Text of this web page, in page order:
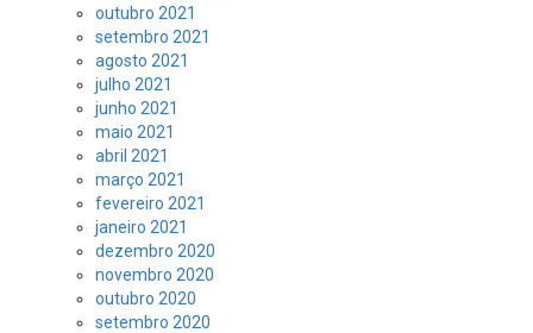
outubro 2021
setembro 2021
agosto 2021
julho 2021
junho 2021
maio 2021
abril 2021
março 2021
fevereiro 2021
janeiro 2021
dezembro 2020
novembro 2020
outubro 2020
setembro 2020